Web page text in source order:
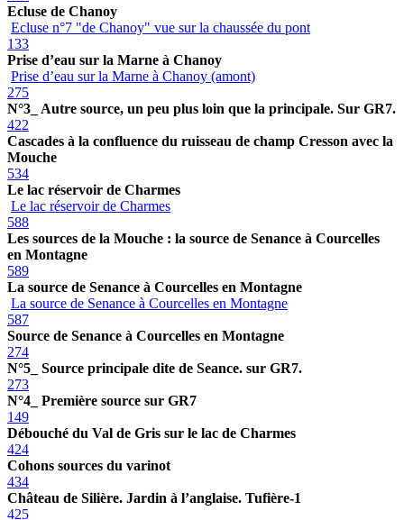
Ecluse de Chanoy
Ecluse n°7 "de Chanoy" vue sur la chaussée du pont
133
Prise d’eau sur la Marne à Chanoy
Prise d’eau sur la Marne à Chanoy (amont)
275
N°3_ Autre source, un peu plus loin que la principale. Sur GR7.
422
Cascades à la confluence du ruisseau de champ Cresson avec la
Mouche
534
Le lac réservoir de Charmes
Le lac réservoir de Charmes
588
Les sources de la Mouche : la source de Senance à Courcelles
en Montagne
589
La source de Senance à Courcelles en Montagne
La source de Senance à Courcelles en Montagne
587
Source de Senance à Courcelles en Montagne
274
N°5_ Source principale dite de Seance. sur GR7.
273
N°4_ Première source sur GR7
149
Débouché du Val de Gris sur le lac de Charmes
424
Cohons sources du varinot
434
Château de Silière. Jardin à l’anglaise. Tufière-1
425